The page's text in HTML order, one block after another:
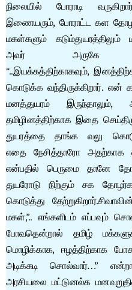
நிலையில் போராடி
இணையரும், போராட்ட கள
மகள்களும் கடும்துயரத்திலும்
அவர் அருகே
“..இயக்கத்திற்காகவும்,
கொடுக்க வந்திருக்கிறார்.
மனத்துயரம் இருந்தாலும்,
தமிழினத்திற்காக இதை
துயரத்தை தாங்க வலு
எதை நேசித்தாரோ அதற்காக
என்பதில் பெருமை தானே
துயரோடு நிற்கும் சக
கொடுத்து
மகள்,”.. எங்களிடம் எப்பவும்
போவதென்றால் தமிழ்
மொழிக்காக, ஈழத்திற்காக
அடிக்கடி சொல்வார்…”
அரசியலை மட்டுனல்க